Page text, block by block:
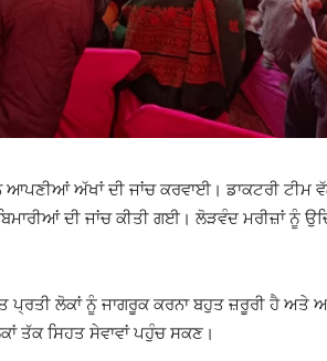
ਅੱਖਾਂ ਦੀ ਜਾਂਚ ਕਰਵਾਈ। ਡਾਕਟਰੀ ਟੀਮ
ਦੀ ਜਾਂਚ ਕੀਤੀ ਗਈ। ਲੋੜਵੰਦ ਮਰੀਜ਼ਾਂ ਨੂੰ
ਪ੍ਰਤੀ ਲੋਕਾਂ ਨੂੰ ਜਾਗਰੂਕ ਕਰਨਾ ਬਹੁਤ ਜ਼ਰੂਰੀ ਹੈ ਅਤੇ
ਤੱਕ ਸਿਹਤ ਸੇਵਾਵਾਂ ਪਹੁੰਚ ਸਕਣ।